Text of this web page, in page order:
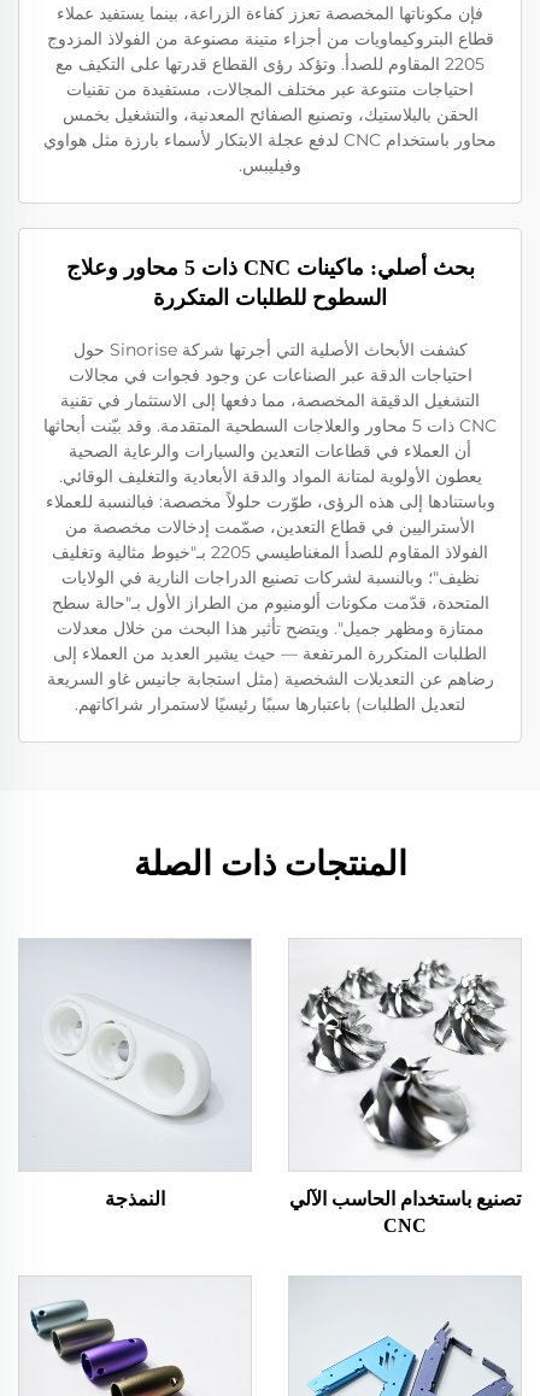
فإن مكوناتها المخصصة تعزز كفاءة الزراعة، بينما يستفيد عملاء
قطاع البتروكيماويات من أجزاء متينة مصنوعة من الفولاذ المزدوج
2205 المقاوم للصدأ. وتؤكد رؤى القطاع قدرتها على التكيف مع
احتياجات متنوعة عبر مختلف المجالات، مستفيدة من تقنيات
الحقن بالبلاستيك، وتصنيع الصفائح المعدنية، والتشغيل بخمس
محاور باستخدام CNC لدفع عجلة الابتكار لأسماء بارزة مثل هواوي
وفيليبس.
بحث أصلي: ماكينات CNC ذات 5 محاور وعلاج
السطوح للطلبات المتكررة
كشفت الأبحاث الأصلية التي أجرتها شركة Sinorise حول
احتياجات الدقة عبر الصناعات عن وجود فجوات في مجالات
التشغيل الدقيقة المخصصة، مما دفعها إلى الاستثمار في تقنية
CNC ذات 5 محاور والعلاجات السطحية المتقدمة. وقد بيّنت أبحاثها
أن العملاء في قطاعات التعدين والسيارات والرعاية الصحية
يعطون الأولوية لمتانة المواد والدقة الأبعادية والتغليف الوقائي.
وباستنادها إلى هذه الرؤى، طوّرت حلولاً مخصصة: فبالنسبة للعملاء
الأستراليين في قطاع التعدين، صمّمت إدخالات مخصصة من
الفولاذ المقاوم للصدأ المغناطيسي 2205 بـ"خيوط مثالية وتغليف
نظيف"؛ وبالنسبة لشركات تصنيع الدراجات النارية في الولايات
المتحدة، قدّمت مكونات ألومنيوم من الطراز الأول بـ"حالة سطح
ممتازة ومظهر جميل". ويتضح تأثير هذا البحث من خلال معدلات
الطلبات المتكررة المرتفعة — حيث يشير العديد من العملاء إلى
رضاهم عن التعديلات الشخصية (مثل استجابة جانيس غاو السريعة
لتعديل الطلبات) باعتبارها سببًا رئيسيًا لاستمرار شراكاتهم.
المنتجات ذات الصلة
تصنيع باستخدام الحاسب الآلي
CNC
النمذجة